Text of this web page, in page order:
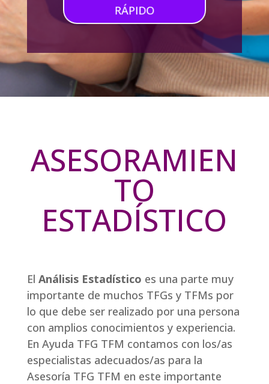
RÁPIDO
ASESORAMIEN
TO
ESTADÍSTICO
El Análisis Estadístico es una parte muy
importante de muchos TFGs y TFMs por
lo que debe ser realizado por una persona
con amplios conocimientos y experiencia.
En Ayuda TFG TFM contamos con los/as
especialistas adecuados/as para la
Asesoría TFG TFM en este importante